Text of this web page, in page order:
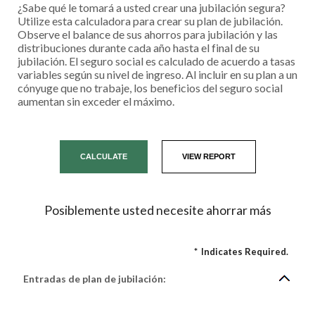
¿Sabe qué le tomará a usted crear una jubilación segura?
Utilize esta calculadora para crear su plan de jubilación.
Observe el balance de sus ahorros para jubilación y las
distribuciones durante cada año hasta el final de su
jubilación. El seguro social es calculado de acuerdo a tasas
variables según su nivel de ingreso. Al incluir en su plan a un
cónyuge que no trabaje, los beneficios del seguro social
aumentan sin exceder el máximo.
Posiblemente usted necesite ahorrar más
* Indicates Required.
Entradas de plan de jubilación: